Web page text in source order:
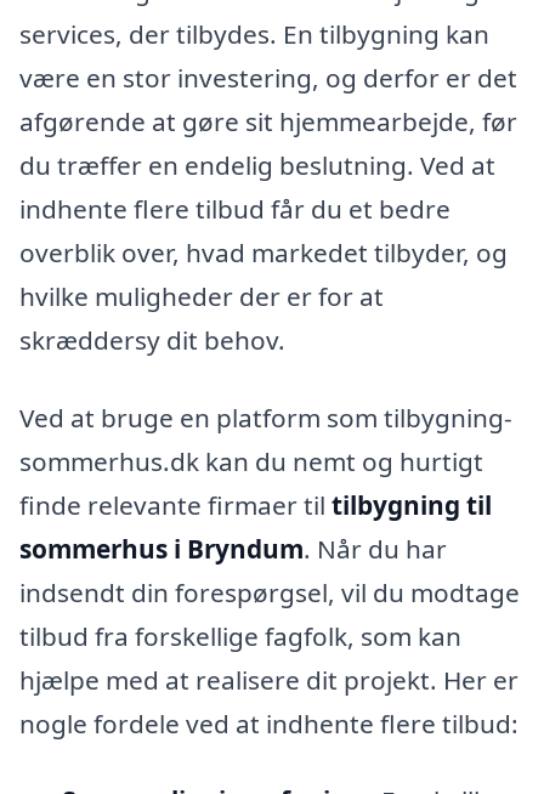
services, der tilbydes. En tilbygning kan
være en stor investering, og derfor er det
afgørende at gøre sit hjemmearbejde, før
du træffer en endelig beslutning. Ved at
indhente flere tilbud får du et bedre
overblik over, hvad markedet tilbyder, og
hvilke muligheder der er for at
skræddersy dit behov.
Ved at bruge en platform som tilbygning-
sommerhus.dk kan du nemt og hurtigt
finde relevante firmaer til tilbygning til
sommerhus i Bryndum. Når du har
indsendt din forespørgsel, vil du modtage
tilbud fra forskellige fagfolk, som kan
hjælpe med at realisere dit projekt. Her er
nogle fordele ved at indhente flere tilbud: